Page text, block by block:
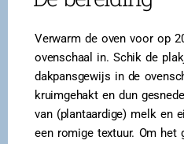
Verwarm de oven voor op
ovenschaal in. Schik de
dakpansgewijs in de
kruimgehakt en dun
van (plantaardige) melk en
een romige textuur. Om het